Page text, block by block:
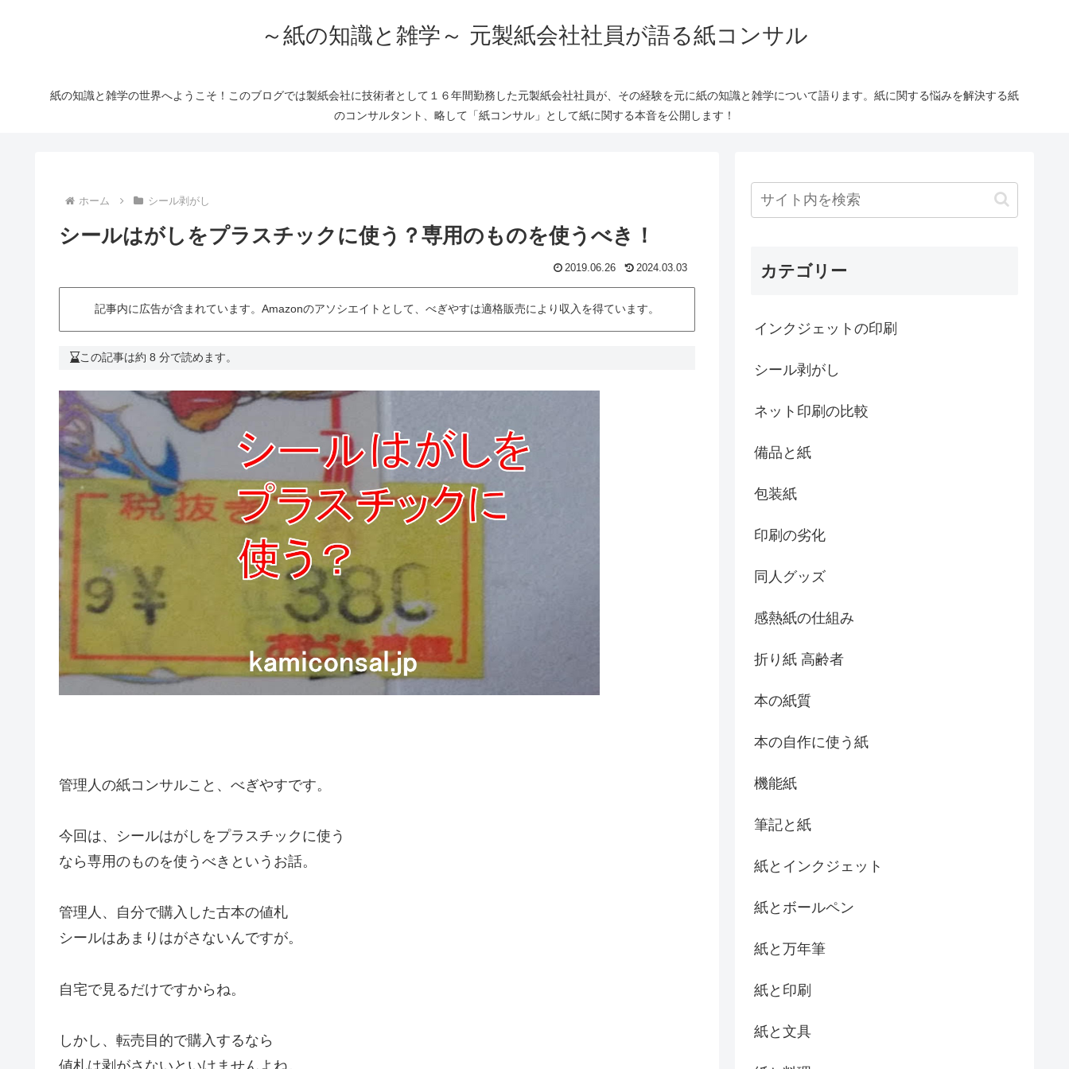
～紙の知識と雑学～ 元製紙会社社員が語る紙コンサル
紙の知識と雑学の世界へようこそ！このブログでは製紙会社に技術者として１６年間勤務した元製紙会社社員が、その経験を元に紙の知識と雑学について語ります。紙に関する悩みを解決する紙
のコンサルタント、略して「紙コンサル」として紙に関する本音を公開します！
ホーム シール剥がし
シールはがしをプラスチックに使う？専用のものを使うべき！
2019.06.26 2024.03.03
記事内に広告が含まれています。Amazonのアソシエイトとして、べぎやすは適格販売により収入を得ています。
この記事は約 8 分で読めます。
管理人の紙コンサルこと、べぎやすです。
今回は、シールはがしをプラスチックに使う
なら専用のものを使うべきというお話。
管理人、自分で購入した古本の値札
シールはあまりはがさないんですが。
自宅で見るだけですからね。
しかし、転売目的で購入するなら
カテゴリー
インクジェットの印刷
シール剥がし
ネット印刷の比較
備品と紙
包装紙
印刷の劣化
同人グッズ
感熱紙の仕組み
折り紙 高齢者
本の紙質
本の自作に使う紙
機能紙
筆記と紙
紙とインクジェット
紙とボールペン
紙と万年筆
紙と印刷
紙と文具